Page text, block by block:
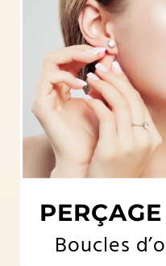
Boucles